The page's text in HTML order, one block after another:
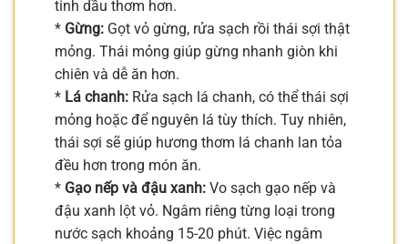
tinh dầu thơm hơn.
* Gừng: Gọt vỏ gừng, rửa sạch rồi thái sợi thật
mỏng. Thái mỏng giúp gừng nhanh giòn khi
chiên và dễ ăn hơn.
* Lá chanh: Rửa sạch lá chanh, có thể thái sợi
mỏng hoặc để nguyên lá tùy thích. Tuy nhiên,
thái sợi sẽ giúp hương thơm lá chanh lan tỏa
đều hơn trong món ăn.
* Gạo nếp và đậu xanh: Vo sạch gạo nếp và
đậu xanh lột vỏ. Ngâm riêng từng loại trong
nước sạch khoảng 15-20 phút. Việc ngâm